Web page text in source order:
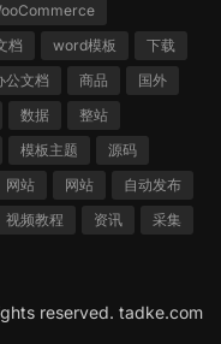
档 word模板
下载
公文档 商品
国外
数据
整站
模板主题
源码
网站 网站
自动发布
视频教程 资讯
采集
reserved. tadke.com